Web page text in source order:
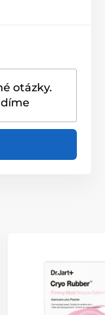
otázky.